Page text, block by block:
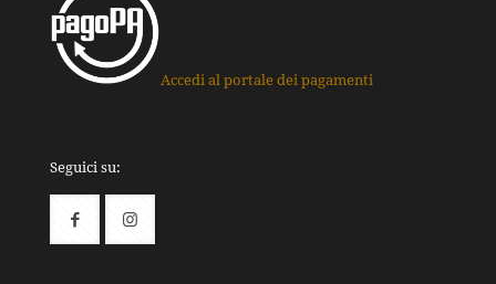
Accedi al portale dei pagamenti
Seguici su: